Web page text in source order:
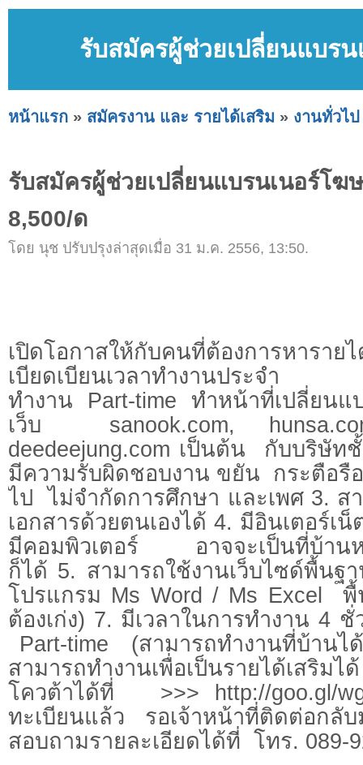
รับสมัครผู้ช่วยเปลี่ยนแบร
หน้าแรก » สมัครงาน และ รายได้เสริม » งานทั่วไป
รับสมัครผู้ช่วยเปลี่ยนแบรนเนอร์โ
8,500/ด
โดย นุช ปรับปรุงล่าสุดเมื่อ 31 ม.ค. 2556, 13:50.
เปิดโอกาสให้กับคนที่ต้องการหาร
เบียดเบียนเวลาทำงานประจำ
ทำงาน Part-time ทำหน้าที่เปลี่ยนแ
เว็บ sanook.com,
deedeejung.com เป็นต้น กับบริษั
มีความรับผิดชอบงาน ขยัน กระตือรื
ไป ไม่จำกัดการศึกษา และเพศ 3. ส
เอกสารด้วยตนเองได้ 4. มีอินเตอร์เ
มีคอมพิวเตอร์ อาจจะเป็นที่บ้านห
ก็ได้ 5. สามารถใช้งานเว็บไซด์พื้นฐ
โปรแกรม Ms Word / Ms Excel พื้
ต้องเก่ง) 7. มีเวลาในการทำงาน 4
Part-time (สามารถทำงานที่บ้านไ
สามารถทำงานเพื่อเป็นรายได้เส
โควต้าได้ที่ >>> http://goo.gl/
ทะเบียนแล้ว รอเจ้าหน้าที่ติดต่อกลั
สอบถามรายละเอียดได้ที่ โทร.